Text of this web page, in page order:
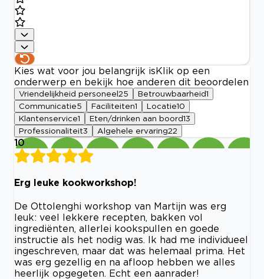
Kies wat voor jou belangrijk is Klik op een
onderwerp en bekijk hoe anderen dit beoordelen
Vriendelijkheid personeel 25 Betrouwbaarheid1
Communicatie5 Faciliteiten1 Locatie10
Klantenservice1 Eten/drinken aan boord13
Professionaliteit3 Algehele ervaring22
10
Erg leuke kookworkshop!
De Ottolenghi workshop van Martijn was erg
leuk: veel lekkere recepten, bakken vol
ingrediënten, allerlei kookspullen en goede
instructie als het nodig was. Ik had me individueel
ingeschreven, maar dat was helemaal prima. Het
was erg gezellig en na afloop hebben we alles
heerlijk opgegeten. Echt een aanrader!